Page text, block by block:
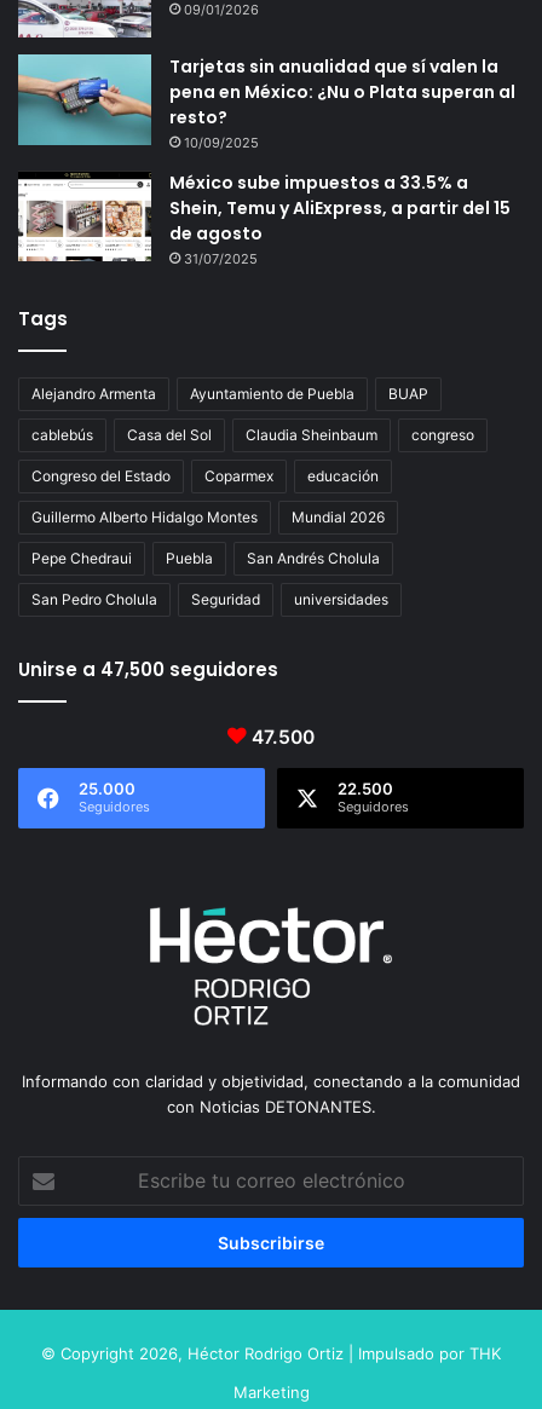
09/01/2026
Tarjetas sin anualidad que sí valen la
pena en México: ¿Nu o Plata superan al
resto?
10/09/2025
México sube impuestos a 33.5% a
Shein, Temu y AliExpress, a partir del 15
de agosto
31/07/2025
Tags
Alejandro Armenta Ayuntamiento de Puebla BUAP
cablebús Casa del Sol Claudia Sheinbaum congreso
Congreso del Estado Coparmex educación
Guillermo Alberto Hidalgo Montes Mundial 2026
Pepe Chedraui Puebla San Andrés Cholula
San Pedro Cholula Seguridad universidades
Unirse a 47,500 seguidores
47.500
25.000
Seguidores
22.500
Seguidores
Informando con claridad y objetividad, conectando a la comunidad
con Noticias DETONANTES.
tu
correo
© Copyright 2026, Héctor Rodrigo Ortiz | Impulsado por THK
Marketing